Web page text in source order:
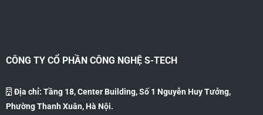
CÔNG TY CỔ PHẦN CÔNG NGHỆ S-TECH
Địa chỉ: Tầng 18, Center Building, Số 1 Nguyễn Huy Tưởng,
Phường Thanh Xuân, Hà Nội.